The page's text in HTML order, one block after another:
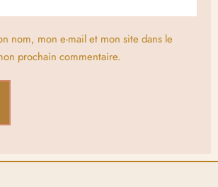
nom, mon e-mail et mon site dans le
prochain commentaire.